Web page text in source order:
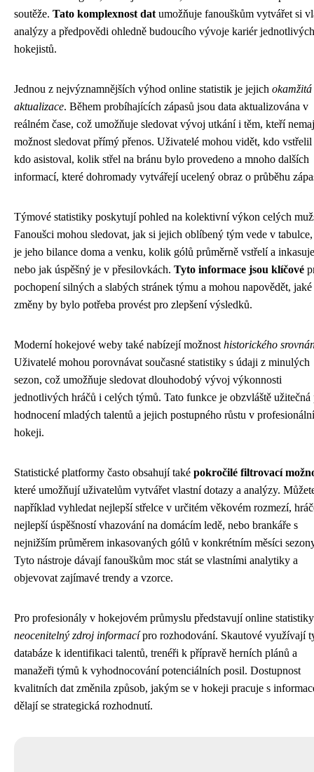
soutěže. Tato komplexnost dat umožňuje fanouškům vytvářet si
analýzy a předpovědi ohledně budoucího vývoje kariér jednotlivých
hokejistů.
Jednou z nejvýznamnějších výhod online statistik je jejich okamžitá
aktualizace. Během probíhajících zápasů jsou data aktualizována v
reálném čase, což umožňuje sledovat vývoj utkání i těm, kteří
možnost sledovat přímý přenos. Uživatelé mohou vidět, kdo
kdo asistoval, kolik střel na bránu bylo provedeno a mnoho dalších
informací, které dohromady vytvářejí ucelený obraz o průběhu
Týmové statistiky poskytují pohled na kolektivní výkon celých
Fanoušci mohou sledovat, jak si jejich oblíbený tým vede v
je jeho bilance doma a venku, kolik gólů průměrně vstřelí a
nebo jak úspěšný je v přesilovkách. Tyto informace jsou klíčové
pochopení silných a slabých stránek týmu a mohou napovědět, jaké
změny by bylo potřeba provést pro zlepšení výsledků.
Moderní hokejové weby také nabízejí možnost historického
Uživatelé mohou porovnávat současné statistiky s údaji z minulých
sezon, což umožňuje sledovat dlouhodobý vývoj výkonnosti
jednotlivých hráčů i celých týmů. Tato funkce je obzvláště užitečná
hodnocení mladých talentů a jejich postupného růstu v
hokeji.
Statistické platformy často obsahují také pokročilé filtrovací
které umožňují uživatelům vytvářet vlastní dotazy a analýzy.
například vyhledat nejlepší střelce v určitém věkovém rozmezí,
nejlepší úspěšností vhazování na domácím ledě, nebo brankáře s
nejnižším průměrem inkasovaných gólů v konkrétním měsíci
Tyto nástroje dávají fanouškům moc stát se vlastními analytiky a
objevovat zajímavé trendy a vzorce.
Pro profesionály v hokejovém průmyslu představují online statistiky
neocenitelný zdroj informacípro rozhodování. Skautové využívají
databáze k identifikaci talentů, trenéři k přípravě herních plánů a
manažeři týmů k vyhodnocování potenciálních posil. Dostupnost
kvalitních dat změnila způsob, jakým se v hokeji pracuje s
dělají se strategická rozhodnutí.